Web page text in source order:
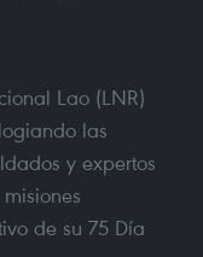
Lao (LNR)
las
y expertos
de su 75 Día